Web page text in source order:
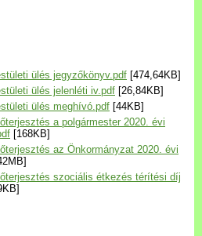
ülés jegyzőkönyv.pdf [474,64KB]
ülés jelenléti iv.pdf [26,84KB]
ülés meghívó.pdf [44KB]
a polgármester 2020. évi
[168KB]
az Önkormányzat 2020. évi
szociális étkezés térítési díj